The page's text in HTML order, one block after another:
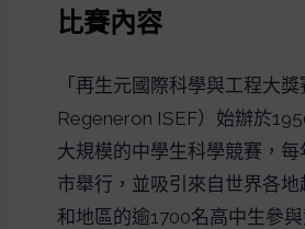
比賽內容
「再生元國際科學與工程大
Regeneron ISEF）始辦於
大規模的中學生科學競賽，
市舉行，並吸引來自世界各
和地區的逾1700名高中生參